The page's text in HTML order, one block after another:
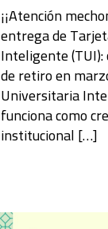
¡¡Atención
entrega de
Inteligente
de retiro en
Universitaria
funciona como
institucional[…]